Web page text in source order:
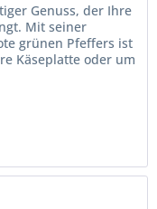
Genuss, der Ihre
Mit seiner
grünen Pfeffers ist
Käseplatte oder um